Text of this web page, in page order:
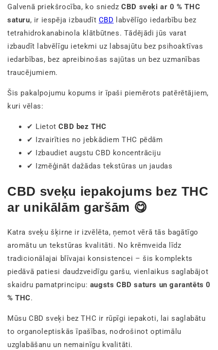
Galvenā priekšrocība, ko sniedzCBD sveķi ar 0 % THC
saturu, ir iespēja izbaudīt CBD labvēlīgo iedarbību bez
tetrahidrokanabinola klātbūtnes. Tādējādi jūs varat
izbaudīt labvēlīgu ietekmi uz labsajūtu bez psihoaktīvas
iedarbības, bez apreibinošas sajūtas un bez uzmanības
traucējumiem.
Šis pakalpojumu kopums ir īpaši piemērots patērētājiem,
kuri vēlas:
✔ LietotCBD bez THC
✔ Izvairīties no jebkādiem THC pēdām
✔ Izbaudiet augstu CBD koncentrāciju
✔ Izmēģināt dažādas tekstūras un jaudas
CBD sveķu iepakojums bez THC
ar unikālām garšām 😋
Katra sveķu šķirne ir izvēlēta, ņemot vērā tās bagātīgo
aromātu un tekstūras kvalitāti. No krēmveida līdz
tradicionālajai blīvajai konsistencei – šis komplekts
piedāvā patiesi daudzveidīgu garšu, vienlaikus saglabājot
skaidru pamatprincipu: augsts CBD saturs un garantēts 0
% THC.
Mūsu CBD sveķi bez THC ir rūpīgi iepakoti, lai saglabātu
to organoleptiskās īpašības, nodrošinot optimālu
uzglabāšanu un nemainīgu kvalitāti.